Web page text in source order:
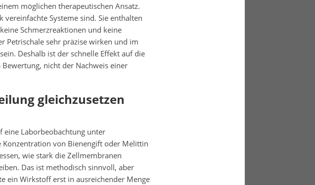
möglichen therapeutischen Ansatz.
Systeme sind. Sie enthalten
Schmerzreaktionen und keine
Petrischale sehr präzise wirken und im
Deshalb ist der schnelle Effekt auf die
nicht der Nachweis einer
gleichzusetzen
eine Laborbeobachtung unter
von Bienengift oder Melittin
wie stark die Zellmembranen
Das ist methodisch sinnvoll, aber
ein Wirkstoff erst in ausreichender Menge